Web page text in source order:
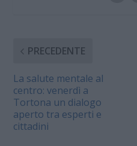
PRECEDENTE
La salute mentale al
centro: venerdì a
Tortona un dialogo
aperto tra esperti e
cittadini